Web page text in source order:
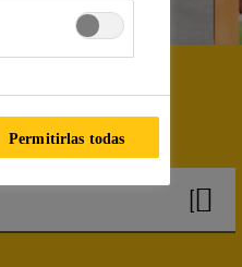
Permitirlas todas